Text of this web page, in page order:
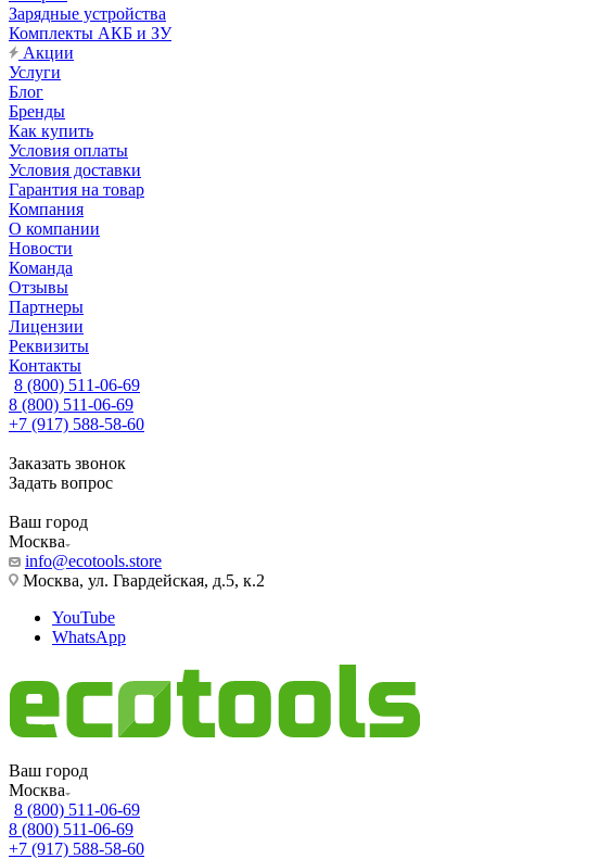
Зарядные устройства
Комплекты АКБ и ЗУ
Акции
Услуги
Блог
Бренды
Как купить
Условия оплаты
Условия доставки
Гарантия на товар
Компания
О компании
Новости
Команда
Отзывы
Партнеры
Лицензии
Реквизиты
Контакты
8 (800) 511-06-69
8 (800) 511-06-69
+7 (917) 588-58-60
Заказать звонок
Задать вопрос
Ваш город
Москва
info@ecotools.store
Москва, ул. Гвардейская, д.5, к.2
YouTube
WhatsApp
Ваш город
Москва
8 (800) 511-06-69
8 (800) 511-06-69
+7 (917) 588-58-60